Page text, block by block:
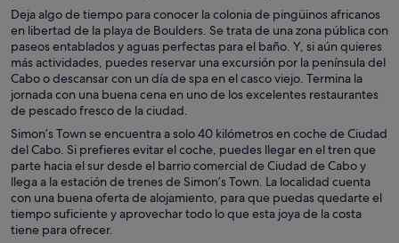
Deja algo de tiempo para conocer la colonia de pingüinos africanos
en libertad de la playa de Boulders. Se trata de una zona pública con
paseos entablados y aguas perfectas para el baño. Y, si aún quieres
más actividades, puedes reservar una excursión por la península del
Cabo o descansar con un día de spa en el casco viejo. Termina la
jornada con una buena cena en uno de los excelentes restaurantes
de pescado fresco de la ciudad.
Simon’s Town se encuentra a solo 40 kilómetros en coche de Ciudad
del Cabo. Si prefieres evitar el coche, puedes llegar en el tren que
parte hacia el sur desde el barrio comercial de Ciudad de Cabo y
llega a la estación de trenes de Simon’s Town. La localidad cuenta
con una buena oferta de alojamiento, para que puedas quedarte el
tiempo suficiente y aprovechar todo lo que esta joya de la costa
tiene para ofrecer.